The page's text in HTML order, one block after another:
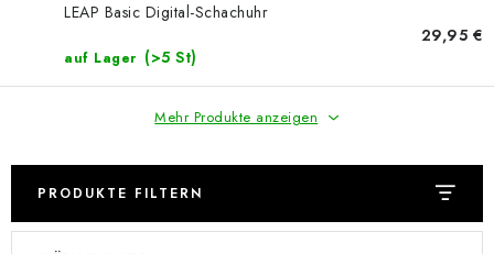
Geschäftsbedingungen
LEAP Basic Digital-Schachuhr
auf Lager (>5 St)
29,95 €
Mehr Produkte anzeigen
PRODUKTE FILTERN
L
P